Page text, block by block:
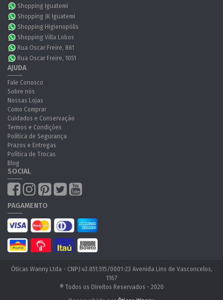
Shopping Iguatemi
Shopping JK Iguatemi
Shopping Higienopólis
Shopping Villa Lobos
Rua Oscar Freire, 861
Rua Oscar Freire, 1051
AJUDA
Fale Conosco
Sobre nós
Nossas Lojas
Como Comprar
Cuidados e Conservação
Termos e Condições
Política de Segurança
Prazos e Entregas
Política de Trocas
Blog
SOCIAL
PAGAMENTO
Óticas Wanny Ltda - CNPJ:43.051.515/0001-23 Avenida Lins de Vasconcelos,
1167
® Todos os Direitos Reservados - 2020